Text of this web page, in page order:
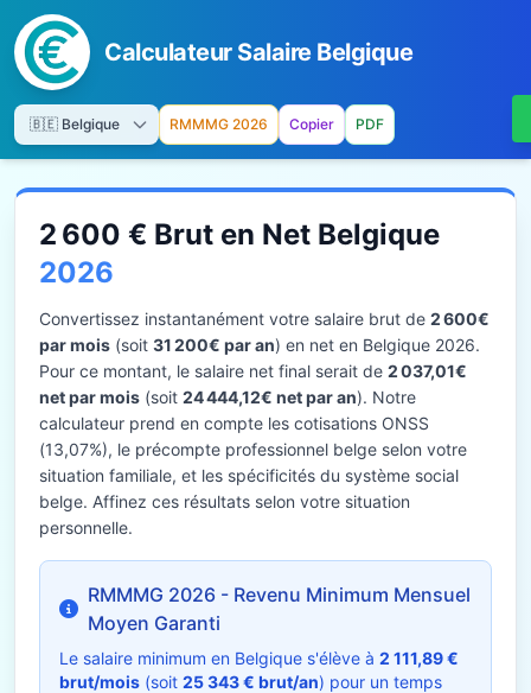
Calculateur Salaire Belgique
RMMMG 2026 Copier PDF
2 600 € Brut en Net Belgique
2026
Convertissez instantanément votre salaire brut de 2 600€
par mois (soit 31 200€ par an) en net en Belgique 2026.
Pour ce montant, le salaire net final serait de 2 037,01€
net par mois (soit 24 444,12€ net par an). Notre
calculateur prend en compte les cotisations ONSS
(13,07%), le précompte professionnel belge selon votre
situation familiale, et les spécificités du système social
belge. Affinez ces résultats selon votre situation
personnelle.
RMMMG 2026 - Revenu Minimum Mensuel
Moyen Garanti
Le salaire minimum en Belgique s'élève à 2 111,89 €
brut/mois (soit 25 343 € brut/an) pour un temps